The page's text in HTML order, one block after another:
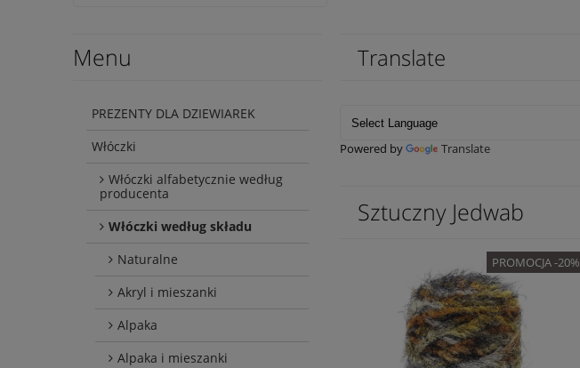
Menu
PREZENTY DLA DZIEWIAREK
Włóczki
Włóczki alfabetycznie według
producenta
Włóczki według składu
Naturalne
Akryl i mieszanki
Alpaka
Alpaka i mieszanki
Translate
Powered by Translate
Sztuczny Jedwab
PROMOCJA -20%